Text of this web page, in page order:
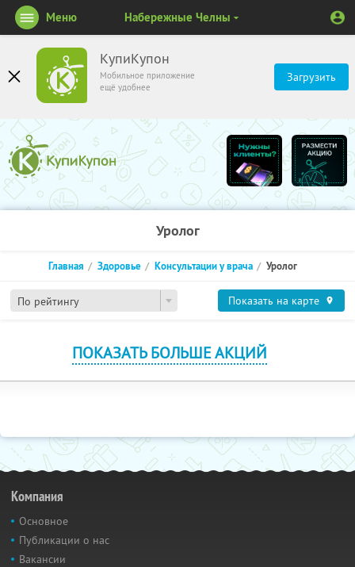
КупиКупон
Мобильное приложение
ещё удобнее
Загрузить
Меню Набережные Челны
Уролог
По рейтингу
Главная Здоровье Консультации у врача Уролог
Показать на карте
ПОКАЗАТЬ БОЛЬШЕ АКЦИЙ
Компания
Основное
Публикации о нас
Вакансии